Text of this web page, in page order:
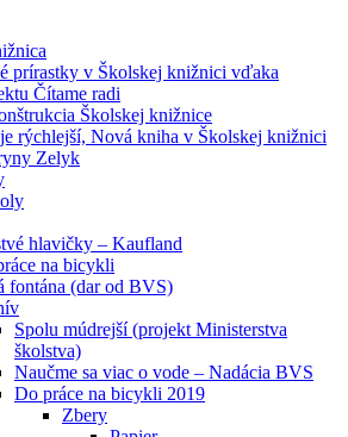
prírastky v Školskej knižnici vďaka
Čítame radi
Školskej knižnice
rýchlejší, Nová kniha v Školskej knižnici
Zelyk
hlavičky – Kaufland
na bicykli
fontána (dar od BVS)
Spolu múdrejší (projekt Ministerstva
školstva)
Naučme sa viac o vode – Nadácia BVS
Do práce na bicykli 2019
Zbery